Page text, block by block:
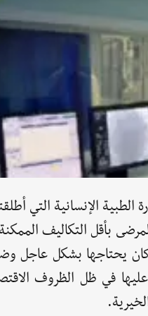
الطبية الإنسانية
بأقل التكاليف
يحتاجها بشكل عاجل
في ظل الظروف